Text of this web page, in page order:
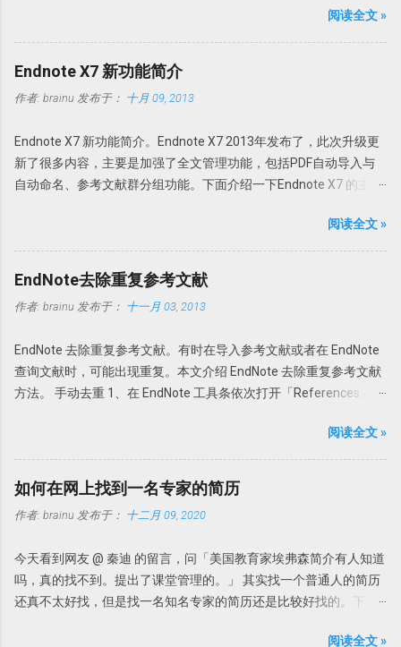
体积，最快最可靠的性能为用户创建世界最佳的 PDF 全能软件。它
采用领先的优化和压缩技术、高级内存管理支持对 PDF 进行查看、
创建、转换为 Office 文档、添加编辑或修改、提取 PDF 图像、文
本、为 PDF 文档添加水印、直接扫描到 PDF 等全能操作。 本版特点
1. 绿色便携，无需安装，解压即可使用； 中文界面； 特别版，可选
用方法 PDFX_Vwr_Port 压缩文件中为主程序，解压到一个目录中。
建议不要直接解压到根目录或者解压到当前文件夹，建议解压到一
个特定文件夹，如 PDFXCview。此时是免费版，有一定广告，功能
文件中为 OCR 识别文件，解压到 PDF-XChange Viewer 的目录文件
即可使用文字识别。
Howsci.com_PDFXChange_Viewer_PRO_Crack 压缩文件中是破解
论据，根据自己操作系统的不同，复制 X86 或者 X64 文件夹内的文
注：如果是32 位操作系统，复制 X86 里面的文件，如果是 64 位操
作系统，复制 X64 文件夹内的文件。 下载地址
https://howsci.pipipan.com/fs/1583321-237058340 链接:
阅读全文 »
Endnote X7 新功能简介
作者: brainu 发布于： 十月 09, 2013
Endnote X7 新功能简介。Endnote X7 2013年发布了，此次升级更
新了很多内容，主要是加强了全文管理功能，包括PDF自动导入与
自动命名、参考文献群分组功能。下面介绍一下Endnote X7 的主要
File-Import-File或Fold功能导入文献或者目录。此次Endnote X7的
PDF自动导入更省事。可以为Endnote X7指定一个文件夹，只要该
文件夹的新的PDF下载，Endnote X7就可以自动导入，完全不用人
干预。省事吧！连手动导入都省了。 具体设置 进入
Edit→Preferences-PDF Handling，选择Enable automatic
可。 只要今后该文件夹内有新文献存入，Endnote X7 就可以自
动导入新的文献。 但是注意Endnote X7 不能自动导入完整的资料，
有时可以缺少部分内容，如摘要或者页码等等。此时需要手动补
重命名：PDF Auto Renaming Options 以前通过File-Import-File或
Fold功能导入的文献或者通过File Attachments添加的附件，PDF文
件名都以原始名称。这样做的坏外有很多，因为很多下载的文章名
称都是一些无意义的名字，如数字和字母的组合。在Endnote存档
串数字和字母下面的文献是什么内容。需要一个个的打开看看才知
道。 此处Endnote X7升级更新了可以自动重命名功能：PDF Auto
Renaming Options。可以根据设定的规则自动重命名新添加的PDF
命名方式。可以根据自己的喜好选择重命名方式，如上Author +
阅读全文 »
EndNote去除重复参考文献
作者: brainu 发布于： 十一月 03, 2013
EndNote 去除重复参考文献。有时在导入参考文献或者在 EndNote
查询文献时，可能出现重复。本文介绍 EndNote 去除重复参考文献
方法。 手动去重 1、在 EndNote 工具条依次打开「References」
参考文献，然后选择保留哪一个。 3、如果选择「Cancel」，可以
回到EndNote，一次性删除重复的参考文献。 EndNote如何判定参
考文献是否重复？此时需要设置一下。 依次选择「Edit」
→「Preferences」→「Duplicates」 一般来讲，如果两篇文献的作
者，发表年代，以及题目一样即可认为是一样的参考文献。因此，
重 其实我们完全可以把去重完全自动化。 依次打开Edit」
→「Preferences」→「Duplicates」，选择「Atuomatically
discard duplicates」打勾，这样， EndNote 在查询文献或者导入文
阅读全文 »
如何在网上找到一名专家的简历
作者: brainu 发布于： 十二月 09, 2020
今天看到网友 @ 秦迪 的留言，问「美国教育家埃弗森简介有人知道
吗，真的找不到。提出了课堂管理的。」 其实找一个普通人的简历
还真不太好找，但是找一名知名专家的简历还是比较好找的。下面
阅读全文 »